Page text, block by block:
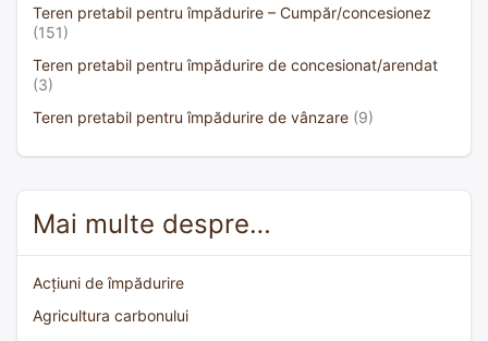
Teren pretabil pentru împădurire – Cumpăr/concesionez
(151)
Teren pretabil pentru împădurire de concesionat/arendat
(3)
Teren pretabil pentru împădurire de vânzare (9)
Mai multe despre…
Acțiuni de împădurire
Agricultura carbonului